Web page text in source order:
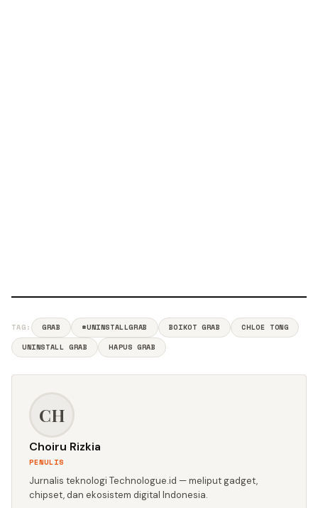
TAG: GRAB #UNINSTALLGRAB BOIKOT GRAB
CHLOE TONG
UNINSTALL GRAB
HAPUS GRAB
CH
Choiru Rizkia
PENULIS
Jurnalis teknologi Technologue.id — meliput gadget,
chipset, dan ekosistem digital Indonesia.